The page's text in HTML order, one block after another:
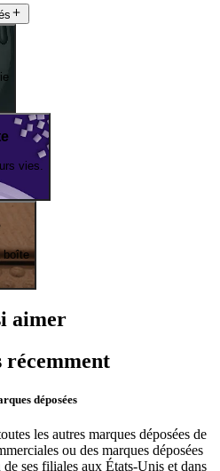
vies.
boîte
aimer
récemment
déposées
les autres marques déposées de
ou des marques déposées
ses filiales aux États-Unis et dans